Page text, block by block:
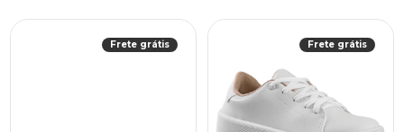
Frete grátis Frete grátis